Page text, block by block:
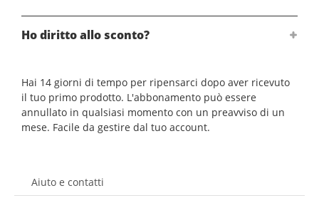
Ho diritto allo sconto?
Hai 14 giorni di tempo per ripensarci dopo aver ricevuto
il tuo primo prodotto. L'abbonamento può essere
annullato in qualsiasi momento con un preavviso di un
mese. Facile da gestire dal tuo account.
Aiuto e contatti